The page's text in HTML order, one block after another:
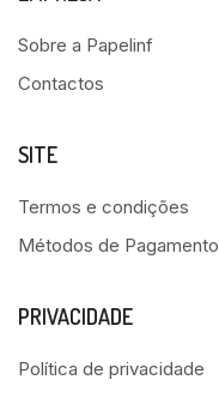
Sobre a Papelinf
Contactos
SITE
Termos e condições
Métodos de Pagamento
PRIVACIDADE
Política de privacidade